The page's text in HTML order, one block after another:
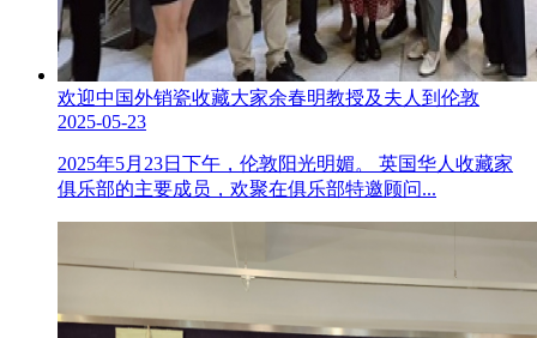
欢迎中国外销瓷收藏大家余春明教授及夫人到伦敦
2025-05-23
2025年5月23日下午，伦敦阳光明媚。 英国华人收藏家
俱乐部的主要成员，欢聚在俱乐部特邀顾问...